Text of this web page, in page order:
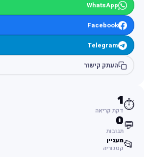
WhatsApp
Facebook
Telegram
העתק קישור
⏱️
1
דקת קריאה
💬
0
תגובות
📂מעניין
קטגוריה